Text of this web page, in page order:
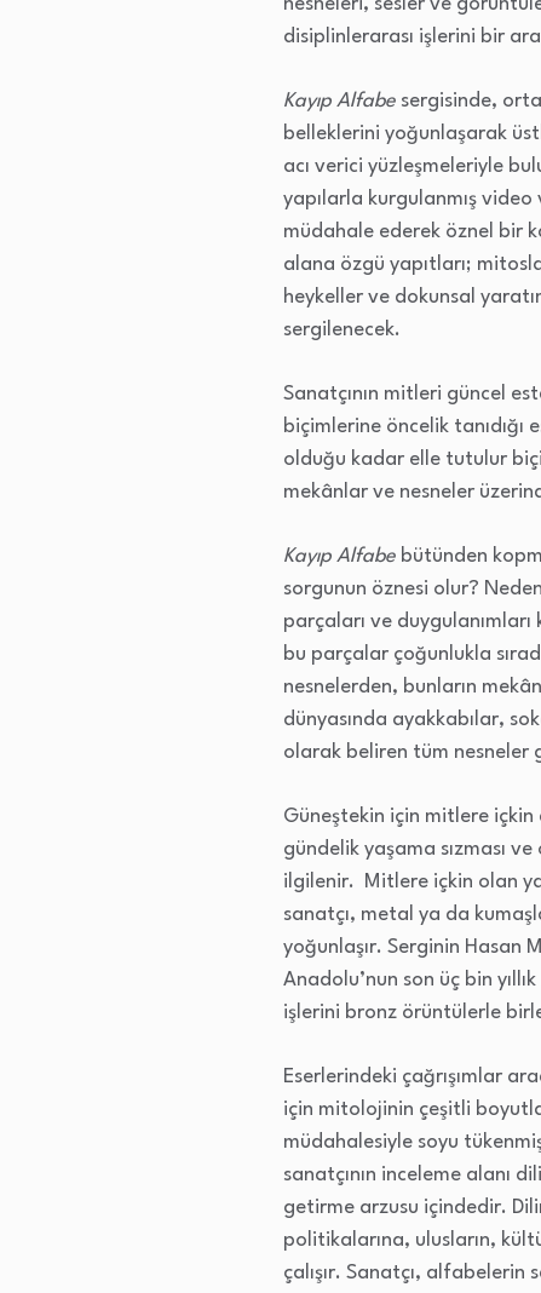
disiplinlerarası işlerini bir
Kayıp Alfabe sergisinde,
belleklerini yoğunlaşarak
acı verici yüzleşmeleriyle
yapılarla kurgulanmış video
müdahale ederek öznel bir
alana özgü yapıtları;
heykeller ve dokunsal
sergilenecek.
Sanatçının mitleri güncel
biçimlerine öncelik tanıdığı
olduğu kadar elle tutulur
mekânlar ve nesneler
Kayıp Alfabe bütünden
sorgunun öznesi olur?
parçaları ve
bu parçalar çoğunlukla
nesnelerden, bunların
dünyasında ayakkabılar,
olarak beliren tüm nesneler
Güneştekin için mitlere
gündelik yaşama sızması
ilgilenir. Mitlere içkin olan
sanatçı, metal ya da
yoğunlaşır. Serginin Hasan
Anadolu’nun son üç bin
işlerini bronz örüntülerle
Eserlerindeki çağrışımlar
için mitolojinin çeşitli
müdahalesiyle soyu
sanatçının inceleme alanı
getirme arzusu içindedir.
politikalarına, ulusların,
çalışır. Sanatçı, alfabelerin